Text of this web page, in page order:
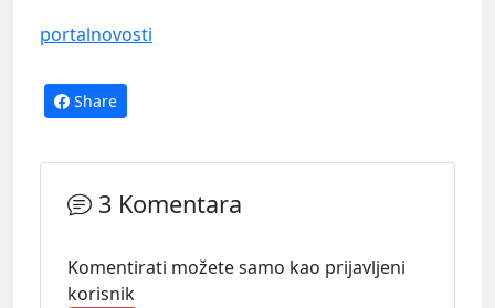
portalnovosti
Share
3 Komentara
Komentirati možete samo kao prijavljeni
korisnik